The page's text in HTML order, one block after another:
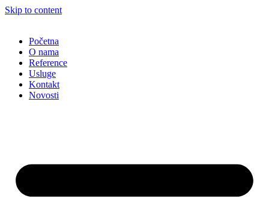
Skip to content
Početna
O nama
Reference
Usluge
Kontakt
Novosti